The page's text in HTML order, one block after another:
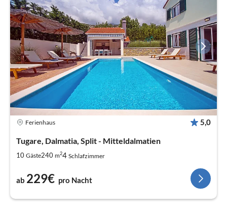
Ferienhaus 5,0
Tugare, Dalmatia, Split - Mitteldalmatien
10 Gäste240 m24 Schlafzimmer
ab 229€ pro Nacht